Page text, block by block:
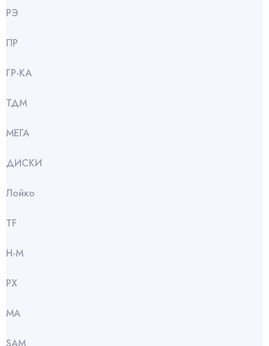
РЭ
ПР
ГР-КА
ТДМ
МЕГА
ДИСКИ
Лойко
TF
Н-М
РХ
МА